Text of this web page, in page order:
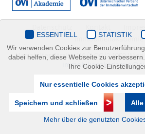
Immobilienakademie
Mariahilfer Straße 116/2.OG/2 1070
ESSENTIELL STATISTIK
Wir verwenden Cookies zur
dabei helfen, diese Webseite zu
Ihre Cookie-
Nur essentielle Cookies
Speichern und schließen Alle
Mehr über die genutzten